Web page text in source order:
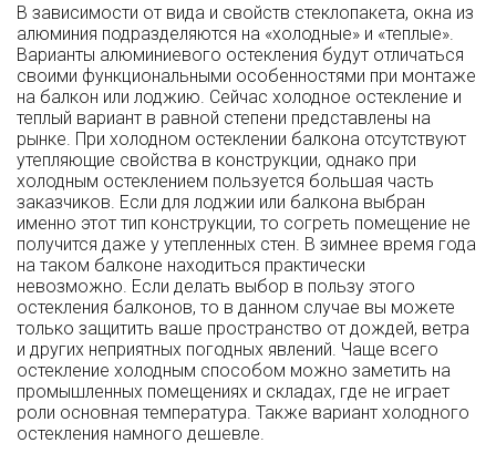
В зависимости от вида и свойств стеклопакета, окна из
алюминия подразделяются на «холодные» и «теплые».
Варианты алюминиевого остекления будут отличаться
своими функциональными особенностями при монтаже
на балкон или лоджию. Сейчас холодное остекление и
теплый вариант в равной степени представлены на
рынке. При холодном остеклении балкона отсутствуют
утепляющие свойства в конструкции, однако при
холодным остеклением пользуется большая часть
заказчиков. Если для лоджии или балкона выбран
именно этот тип конструкции, то согреть помещение не
получится даже у утепленных стен. В зимнее время года
на таком балконе находиться практически
невозможно. Если делать выбор в пользу этого
остекления балконов, то в данном случае вы можете
только защитить ваше пространство от дождей, ветра
и других неприятных погодных явлений. Чаще всего
остекление холодным способом можно заметить на
промышленных помещениях и складах, где не играет
роли основная температура. Также вариант холодного
остекления намного дешевле.